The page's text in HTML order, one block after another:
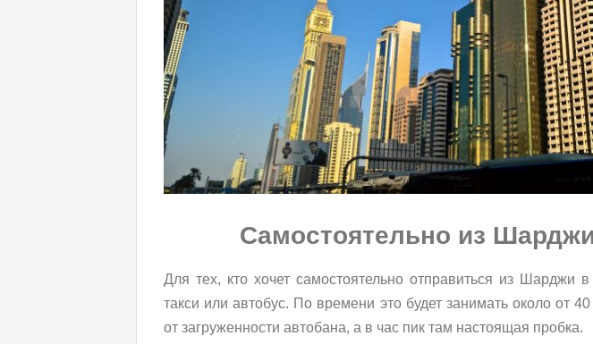
Самостоятельно из
Для тех, кто хочет самостоятельно отправиться из Шарджи
такси или автобус. По времени это будет занимать около от
от загруженности автобана, а в час пик там настоящая пробка.